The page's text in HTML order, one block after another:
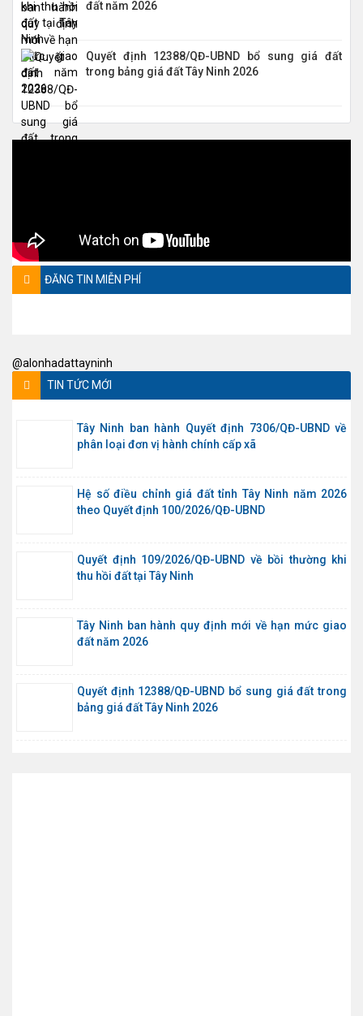
đất năm 2026
Quyết định 12388/QĐ-UBND bổ sung giá đất
trong bảng giá đất Tây Ninh 2026
ĐĂNG TIN MIỄN PHÍ
@alonhadattayninh
TIN TỨC MỚI
Tây Ninh ban hành Quyết định 7306/QĐ-UBND về
phân loại đơn vị hành chính cấp xã
Hệ số điều chỉnh giá đất tỉnh Tây Ninh năm 2026
theo Quyết định 100/2026/QĐ-UBND
Quyết định 109/2026/QĐ-UBND về bồi thường khi
thu hồi đất tại Tây Ninh
Tây Ninh ban hành quy định mới về hạn mức giao
đất năm 2026
Quyết định 12388/QĐ-UBND bổ sung giá đất trong
bảng giá đất Tây Ninh 2026